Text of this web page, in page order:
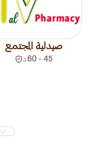
صيدلية المجتمع
45 - 60 د